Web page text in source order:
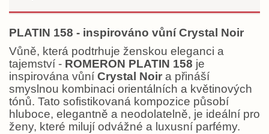
PLATIN 158 - inspirováno vůní Crystal Noir
Vůně, která podtrhuje ženskou eleganci a
tajemství - ROMERON PLATIN 158 je
inspirována vůní Crystal Noir a přináší
smyslnou kombinaci orientálních a květinových
tónů. Tato sofistikovaná kompozice působí
hluboce, elegantně a neodolatelně, je ideální pro
ženy, které milují odvážné a luxusní parfémy.